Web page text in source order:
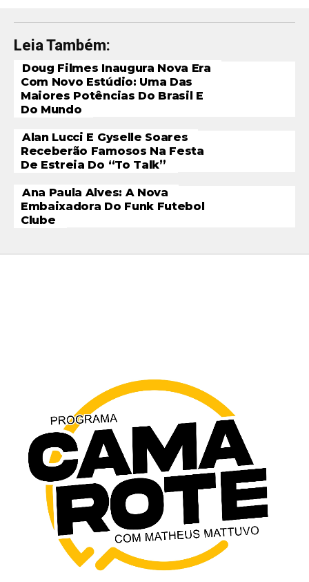
Leia Também:
Doug Filmes Inaugura Nova Era
Com Novo Estúdio: Uma Das
Maiores Potências Do Brasil E
Do Mundo
Alan Lucci E Gyselle Soares
Receberão Famosos Na Festa
De Estreia Do “To Talk”
Ana Paula Alves: A Nova
Embaixadora Do Funk Futebol
Clube